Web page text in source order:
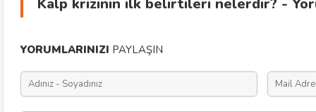
YORUMLARINIZI PAYLAŞIN